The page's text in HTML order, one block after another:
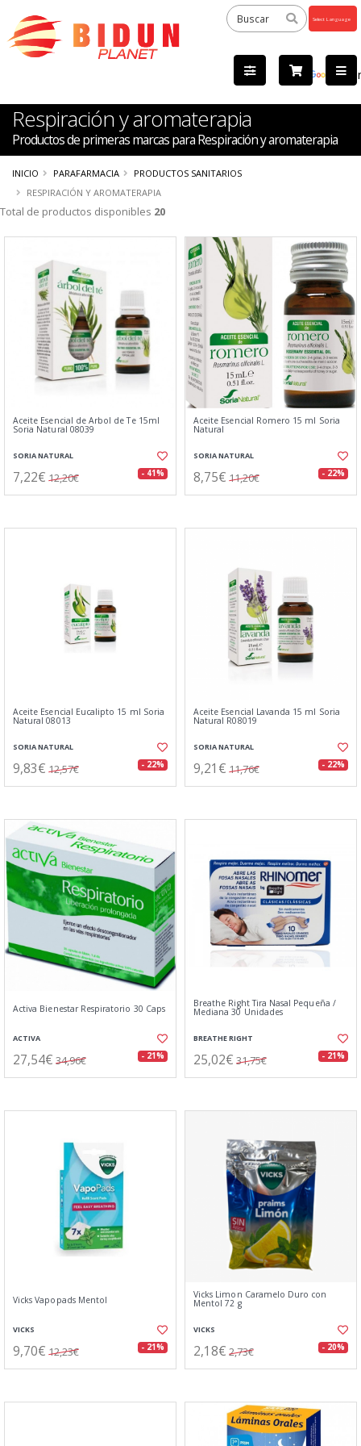
by
Respiración y aromaterapia
Productos de primeras marcas para Respiración y aromaterapia
INICIO PARAFARMACIA
PRODUCTOS SANITARIOS
RESPIRACIÓN Y AROMATERAPIA
Total de productos disponibles 20
Aceite Esencial de Arbol de Te 15ml
Soria Natural 08039
SORIA NATURAL
7,22€ 12,20€ - 41%
Aceite Esencial Romero 15 ml Soria
Natural
SORIA NATURAL
8,75€ 11,20€ - 22%
Aceite Esencial Eucalipto 15 ml Soria
Natural 08013
SORIA NATURAL
9,83€ 12,57€ - 22%
Aceite Esencial Lavanda 15 ml Soria
Natural R08019
SORIA NATURAL
9,21€ 11,76€ - 22%
Activa Bienestar Respiratorio 30 Caps
ACTIVA
27,54€ 34,96€ - 21%
Breathe Right Tira Nasal Pequeña /
Mediana 30 Unidades
BREATHE RIGHT
25,02€ 31,75€ - 21%
Vicks Vapopads Mentol
VICKS
9,70€ 12,23€ - 21%
Vicks Limon Caramelo Duro con
Mentol 72 g
VICKS
2,18€ 2,73€ - 20%